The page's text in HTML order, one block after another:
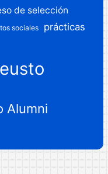
de selección
sociales prácticas
Alumni